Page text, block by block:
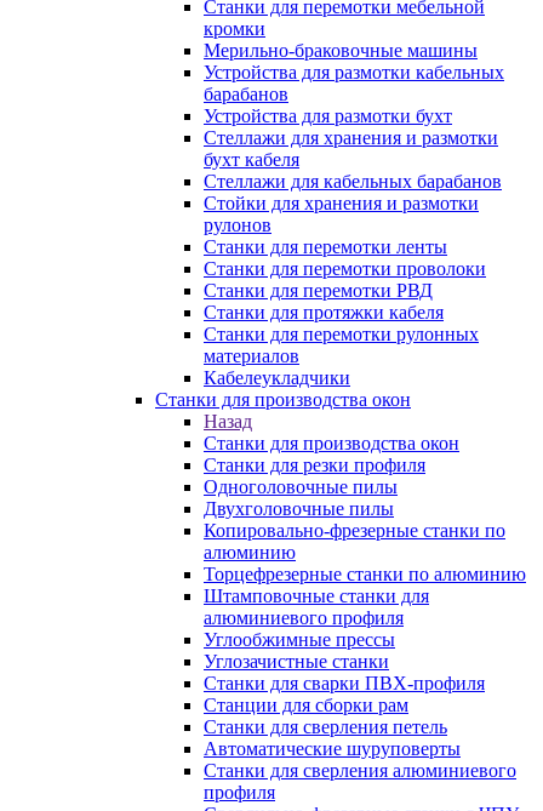
Станки для перемотки мебельной
кромки
Мерильно-браковочные машины
Устройства для размотки кабельных
барабанов
Устройства для размотки бухт
Стеллажи для хранения и размотки
бухт кабеля
Стеллажи для кабельных барабанов
Стойки для хранения и размотки
рулонов
Станки для перемотки ленты
Станки для перемотки проволоки
Станки для перемотки РВД
Станки для протяжки кабеля
Станки для перемотки рулонных
материалов
Кабелеукладчики
Станки для производства окон
Назад
Станки для производства окон
Станки для резки профиля
Одноголовочные пилы
Двухголовочные пилы
Копировально-фрезерные станки по
алюминию
Торцефрезерные станки по алюминию
Штамповочные станки для
алюминиевого профиля
Углообжимные прессы
Углозачистные станки
Станки для сварки ПВХ-профиля
Станции для сборки рам
Станки для сверления петель
Автоматические шуруповерты
Станки для сверления алюминиевого
профиля